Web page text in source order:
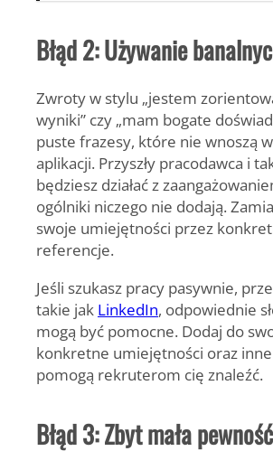
Błąd 2: Używanie
Zwroty w stylu „jestem
wyniki” czy „mam bogate
puste frazesy, które nie wnoszą
aplikacji. Przyszły pracodawca i
będziesz działać z
ogólniki niczego nie dodają.
swoje umiejętności przez
referencje.
Jeśli szukasz pracy pasywnie,
takie jak LinkedIn, odpowiednie
mogą być pomocne. Dodaj do
konkretne umiejętności oraz inne
pomogą rekruterom cię znaleźć.
Błąd 3: Zbyt mała